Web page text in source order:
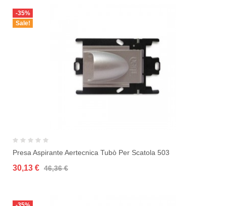
Sale!
Presa Aspirante Aertecnica Tubò Per Scatola 503
30,13 € 46,36 €
-35%